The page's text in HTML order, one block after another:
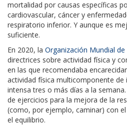
mortalidad por causas específicas
cardiovascular, cáncer y
respiratorio inferior. Y aunque es
suficiente.
En 2020, la Organización Mundial de
directrices sobre actividad física y
en las que recomendaba
actividad física multicomponente de
intensa tres o más días a la
de ejercicios para la mejora de la
(como, por ejemplo, caminar) con
el equilibrio.